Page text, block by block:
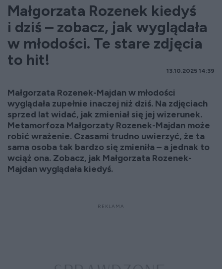
Małgorzata Rozenek kiedyś
i dziś – zobacz, jak wyglądała
w młodości. Te stare zdjęcia
to hit!
13.10.2025 14:39
Małgorzata Rozenek-Majdan w młodości
wyglądała zupełnie inaczej niż dziś. Na zdjęciach
sprzed lat widać, jak zmieniał się jej wizerunek.
Metamorfoza Małgorzaty Rozenek-Majdan może
robić wrażenie. Czasami trudno uwierzyć, że ta
sama osoba tak bardzo się zmieniła – a jednak to
wciąż ona. Zobacz, jak Małgorzata Rozenek-
Majdan wyglądała kiedyś.